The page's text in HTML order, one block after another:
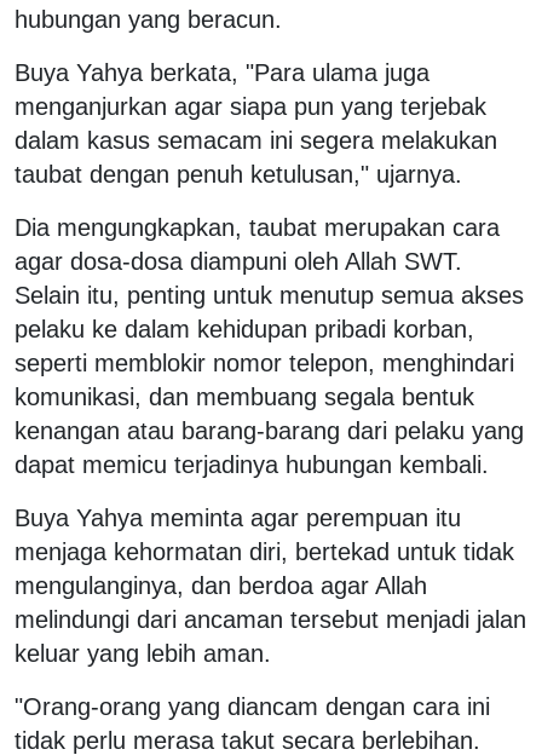
hubungan yang beracun.
Buya Yahya berkata, "Para ulama juga
menganjurkan agar siapa pun yang terjebak
dalam kasus semacam ini segera melakukan
taubat dengan penuh ketulusan," ujarnya.
Dia mengungkapkan, taubat merupakan cara
agar dosa-dosa diampuni oleh Allah SWT.
Selain itu, penting untuk menutup semua akses
pelaku ke dalam kehidupan pribadi korban,
seperti memblokir nomor telepon, menghindari
komunikasi, dan membuang segala bentuk
kenangan atau barang-barang dari pelaku yang
dapat memicu terjadinya hubungan kembali.
Buya Yahya meminta agar perempuan itu
menjaga kehormatan diri, bertekad untuk tidak
mengulanginya, dan berdoa agar Allah
melindungi dari ancaman tersebut menjadi jalan
keluar yang lebih aman.
"Orang-orang yang diancam dengan cara ini
tidak perlu merasa takut secara berlebihan.